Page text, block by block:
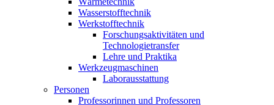
Wasserstofftechnik
Werkstofftechnik
Forschungsaktivitäten und
Technologietransfer
Lehre und Praktika
Werkzeugmaschinen
Laborausstattung
Personen
Professorinnen und Professoren